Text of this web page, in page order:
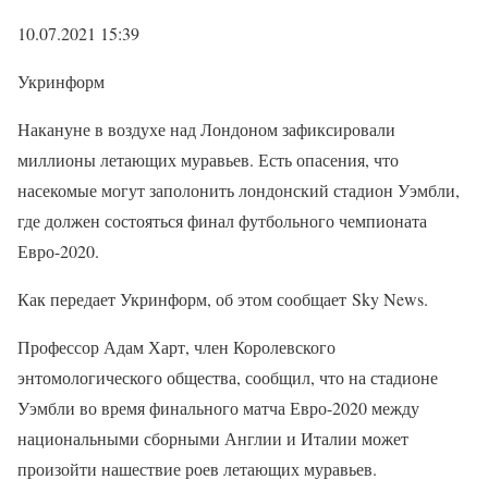
10.07.2021 15:39
Укринформ
Накануне в воздухе над Лондоном зафиксировали
миллионы летающих муравьев. Есть опасения, что
насекомые могут заполонить лондонский стадион Уэмбли,
где должен состояться финал футбольного чемпионата
Евро-2020.
Как передает Укринформ, об этом сообщает Sky News.
Профессор Адам Харт, член Королевского
энтомологического общества, сообщил, что на стадионе
Уэмбли во время финального матча Евро-2020 между
национальными сборными Англии и Италии может
произойти нашествие роев летающих муравьев.